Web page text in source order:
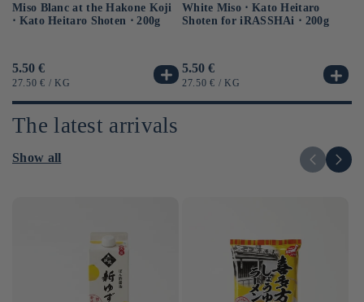
Miso Blanc at the Hakone Koji
⋅ Kato Heitaro Shoten ⋅ 200g
Usual
price
5.50 €
UNIT
27.50 € / BY
KG
White Miso ⋅ Kato Heitaro
Shoten for iRASSHAi ⋅ 200g
Usual
price
5.50 €
UNIT
27.50 € / BY
KG
The latest arrivals
Show all